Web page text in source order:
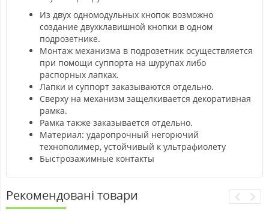
Из двух одномодульных кнопок возможно
создание двухклавишной кнопки в одном
подрозетнике.
Монтаж механизма в подрозетник осуществляется
при помощи суппорта на шурупах либо
распорных лапках.
Лапки и суппорт заказываются отдельно.
Сверху на механизм защелкивается декоративная
рамка.
Рамка также заказывается отдельно.
Материал: ударопрочный негорючий
технополимер, устойчивый к ультрафиолету
Быстрозажимные контакты
Рекомендовані товари